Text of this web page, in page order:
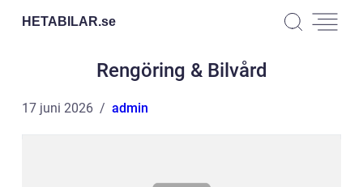
HETABILAR.se
Rengöring & Bilvård
17 juni 2026 admin